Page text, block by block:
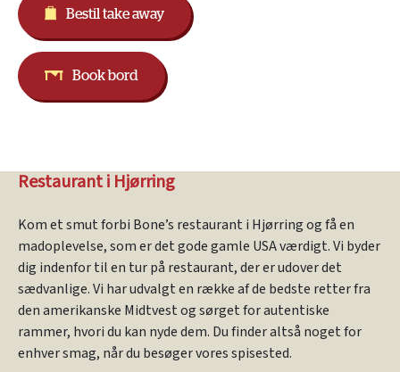
Bestil take away
Book bord
Restaurant i Hjørring
Kom et smut forbi Bone’s restaurant i Hjørring og få en
madoplevelse, som er det gode gamle USA værdigt. Vi byder
dig indenfor til en tur på restaurant, der er udover det
sædvanlige. Vi har udvalgt en række af de bedste retter fra
den amerikanske Midtvest og sørget for autentiske
rammer, hvori du kan nyde dem. Du finder altså noget for
enhver smag, når du besøger vores spisested.